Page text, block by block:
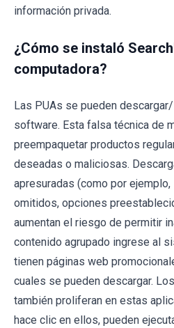
información privada.
¿Cómo se instaló
computadora?
Las PUAs se pueden
software. Esta falsa técnica de
preempaquetar productos
deseadas o maliciosas.
apresuradas (como por
omitidos, opciones
aumentan el riesgo de permitir
contenido agrupado ingrese al
tienen páginas web
cuales se pueden descargar.
también proliferan en estas
hace clic en ellos, pueden